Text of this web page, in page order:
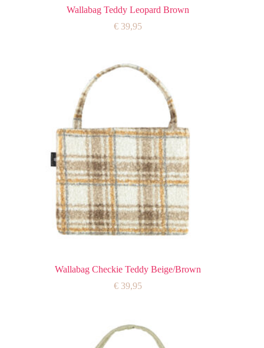
Wallabag Teddy Leopard Brown
€ 39,95
Wallabag Checkie Teddy Beige/Brown
€ 39,95